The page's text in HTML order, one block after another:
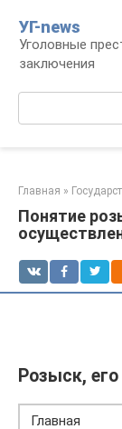
контенту
УГ-news
Уголовные
заключения
Главная »
Понятие
Розыск,
Главная